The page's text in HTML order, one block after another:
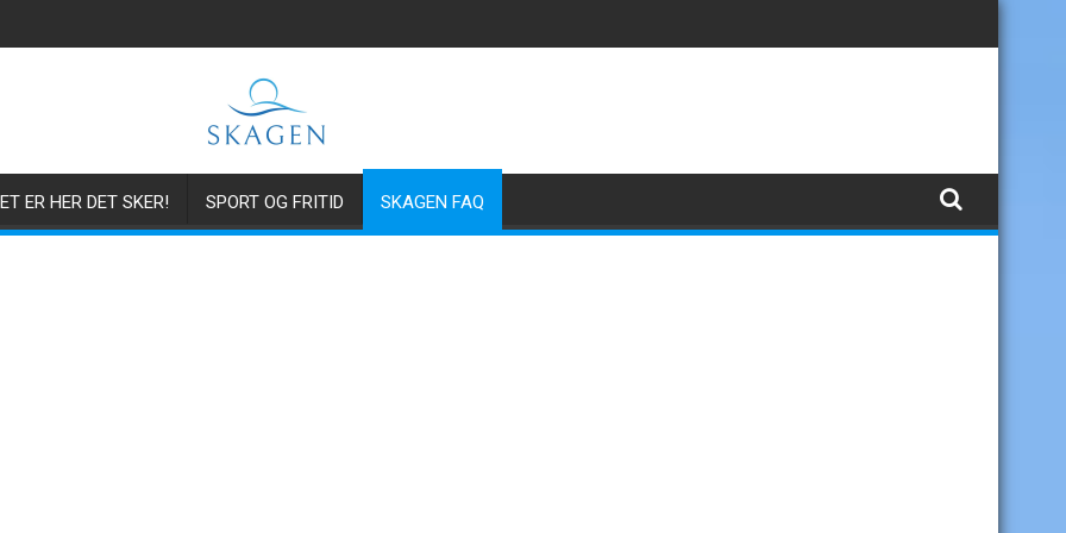
ER HER DET SKER! SPORT OG FRITID SKAGEN FAQ